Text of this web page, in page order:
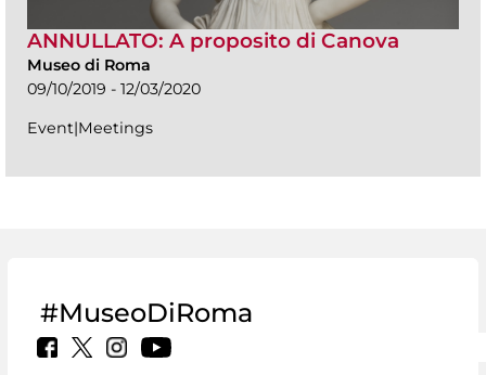
ANNULLATO: A proposito di Canova
Museo di Roma
09/10/2019 - 12/03/2020
Event|Meetings
#MuseoDiRoma